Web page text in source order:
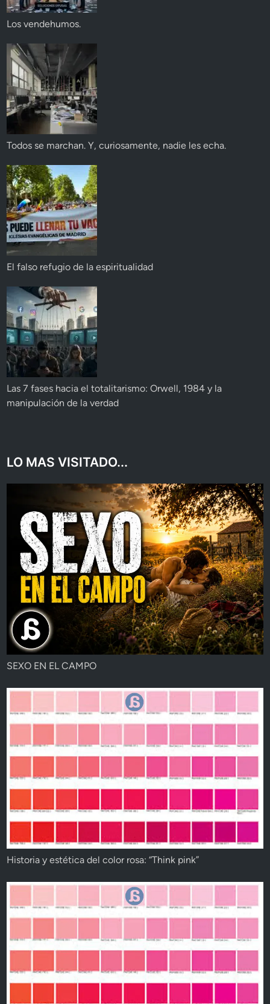
Los vendehumos.
Todos se marchan. Y, curiosamente, nadie les echa.
El falso refugio de la espiritualidad
Las 7 fases hacia el totalitarismo: Orwell, 1984 y la
manipulación de la verdad
LO MAS VISITADO...
SEXO EN EL CAMPO
Historia y estética del color rosa: “Think pink”